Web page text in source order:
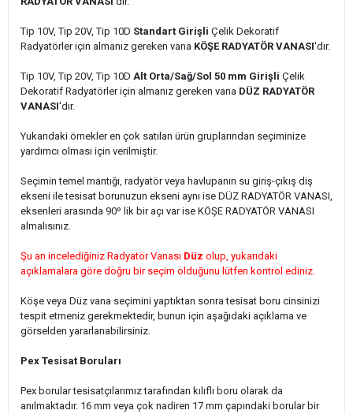
Tip 10V, Tip 20V, Tip 10D Standart Girişli Çelik Dekoratif
Radyatörler için almanız gereken vana KÖŞE RADYATÖR VANASI'dır.
Tip 10V, Tip 20V, Tip 10D Alt Orta/Sağ/Sol 50 mm Girişli Çelik
Dekoratif Radyatörler için almanız gereken vana DÜZ RADYATÖR
VANASI'dır.
Yukarıdaki örnekler en çok satılan ürün gruplarından seçiminize
yardımcı olması için verilmiştir.
Seçimin temel mantığı, radyatör veya havlupanın su giriş-çıkış diş
ekseni ile tesisat borunuzun ekseni aynı ise DÜZ RADYATÖR VANASI,
eksenleri arasında 90º lik bir açı var ise KÖŞE RADYATÖR VANASI
almalısınız.
Şu an incelediğiniz Radyatör Vanası Düz olup, yukarıdaki
açıklamalara göre doğru bir seçim olduğunu lütfen kontrol ediniz.
Köşe veya Düz vana seçimini yaptıktan sonra tesisat boru cinsinizi
tespit etmeniz gerekmektedir, bunun için aşağıdaki açıklama ve
görselden yararlanabilirsiniz.
Pex Tesisat Boruları
Pex borular tesisatçılarımız tarafından kılıflı boru olarak da
anılmaktadır. 16 mm veya çok nadiren 17 mm çapındaki borular bir